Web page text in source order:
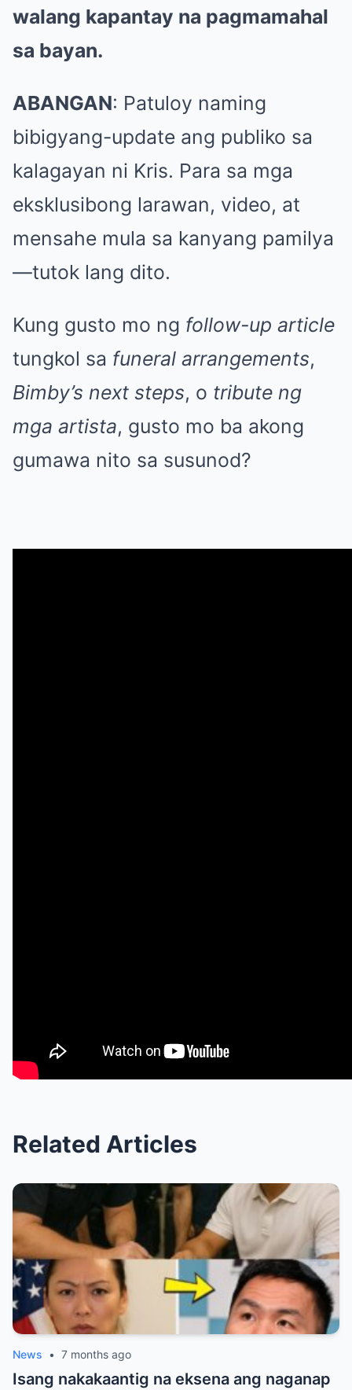
walang kapantay na pagmamahal
sa bayan.
ABANGAN: Patuloy naming
bibigyang-update ang publiko sa
kalagayan ni Kris. Para sa mga
eksklusibong larawan, video, at
mensahe mula sa kanyang pamilya
—tutok lang dito.
Kung gusto mo ng follow-up article
tungkol sa funeral arrangements,
Bimby’s next steps, o tribute ng
mga artista, gusto mo ba akong
gumawa nito sa susunod?
Related Articles
News • 7 months ago
Isang nakakaantig na eksena ang naganap